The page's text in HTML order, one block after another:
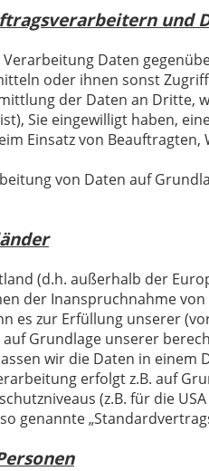
und
Daten
oder ihnen sonst
der Daten an Dritte,
Sie eingewilligt haben,
Einsatz von Beauftragten,
von Daten auf
(d.h. außerhalb der
der Inanspruchnahme
es zur Erfüllung unserer
Grundlage unserer
wir die Daten in
erfolgt z.B. auf
(z.B. für die
genannte